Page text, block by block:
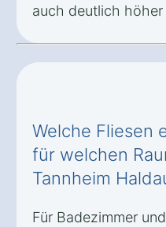
auch deutlich höher
Welche Fliesen
für welchen
Tannheim
Für Badezimmer